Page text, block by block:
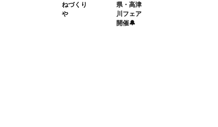
ねづくり
や
県・高津
川フェア
開催🔔